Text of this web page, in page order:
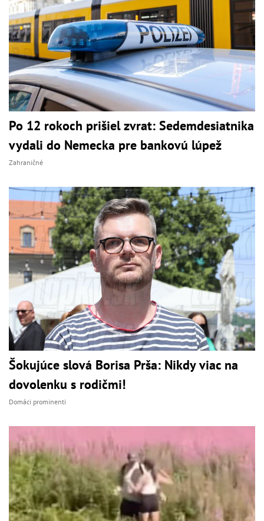
Po 12 rokoch prišiel zvrat: Sedemdesiatnika
vydali do Nemecka pre bankovú lúpež
Zahraničné
Šokujúce slová Borisa Prša: Nikdy viac na
dovolenku s rodičmi!
Domáci prominenti